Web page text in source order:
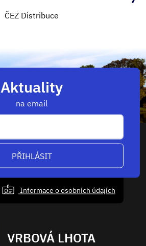
ČEZ Distribuce
Aktuality
na email
PŘIHLÁSIT
Informace o osobních údajích
VRBOVÁ LHOTA